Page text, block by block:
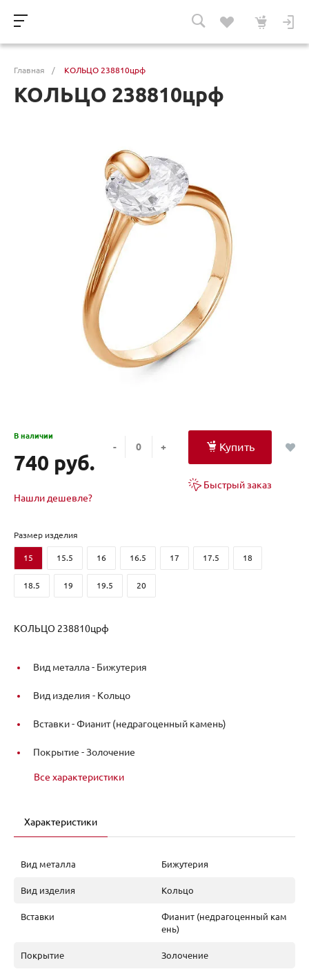
Главная / КОЛЬЦО 238810црф
КОЛЬЦО 238810црф
В наличии
740 руб.
Нашли дешевле?
- + Купить
Быстрый заказ
Размер изделия
15 15.5 16 16.5 17 17.5 18
18.5 19 19.5 20
КОЛЬЦО 238810црф
Вид металла - Бижутерия
Вид изделия - Кольцо
Вставки -Фианит (недрагоценный камень)
Покрытие -Золочение
Все характеристики
Характеристики
Вид металла Бижутерия
Вид изделия Кольцо
Вставки
Фианит (недрагоценный кам
ень)
Покрытие Золочение